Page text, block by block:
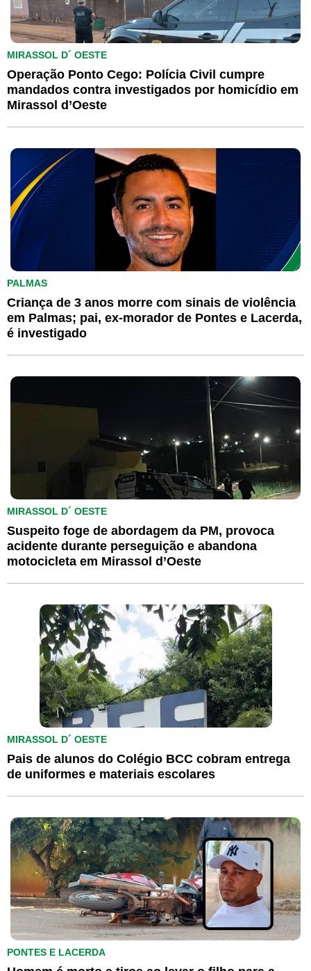
MIRASSOL D´ OESTE
Operação Ponto Cego: Polícia Civil cumpre
mandados contra investigados por homicídio em
Mirassol d’Oeste
PALMAS
Criança de 3 anos morre com sinais de violência
em Palmas; pai, ex-morador de Pontes e Lacerda,
é investigado
MIRASSOL D´ OESTE
Suspeito foge de abordagem da PM, provoca
acidente durante perseguição e abandona
motocicleta em Mirassol d’Oeste
MIRASSOL D´ OESTE
Pais de alunos do Colégio BCC cobram entrega
de uniformes e materiais escolares
PONTES E LACERDA